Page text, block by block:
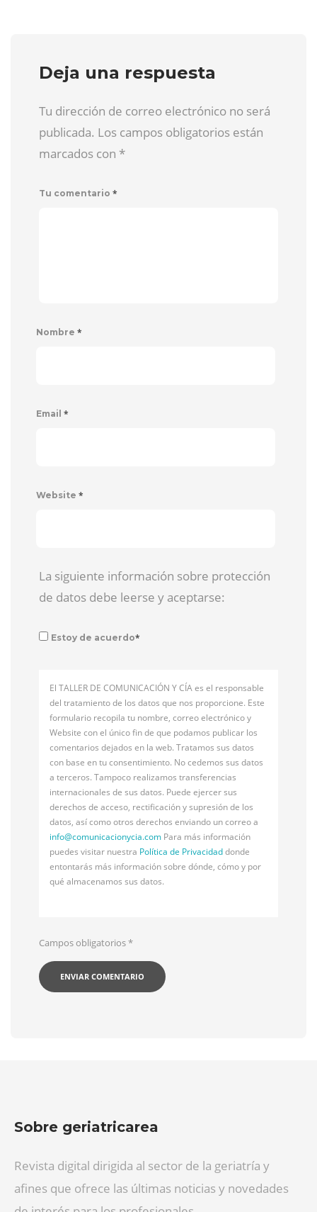
Deja una respuesta
Tu dirección de correo electrónico no será
publicada. Los campos obligatorios están
marcados con *
Tu comentario *
Nombre *
Email *
Website *
La siguiente información sobre protección
de datos debe leerse y aceptarse:
Estoy de acuerdo*
El TALLER DE COMUNICACIÓN Y CÍA es el responsable
del tratamiento de los datos que nos proporcione. Este
formulario recopila tu nombre, correo electrónico y
Website con el único fin de que podamos publicar los
comentarios dejados en la web. Tratamos sus datos
con base en tu consentimiento. No cedemos sus datos
a terceros. Tampoco realizamos transferencias
internacionales de sus datos. Puede ejercer sus
derechos de acceso, rectificación y supresión de los
datos, así como otros derechos enviando un correo a
info@comunicacionycia.com Para más información
puedes visitar nuestra Política de Privacidaddonde
entontarás más información sobre dónde, cómo y por
qué almacenamos sus datos.
Campos obligatorios*
Sobre geriatricarea
Revista digital dirigida al sector de la geriatría y
afines que ofrece las últimas noticias y novedades